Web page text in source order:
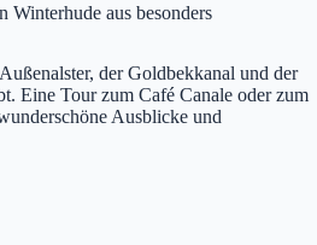
Winterhude aus besonders
der Goldbekkanal und der
Eine Tour zum Café Canale oder zum
Ausblicke und